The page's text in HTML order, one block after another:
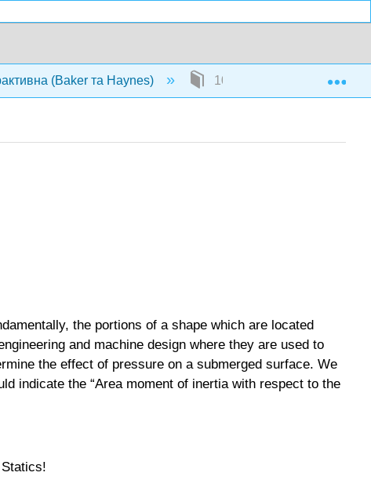
(Baker та Haynes) 10: Моменти інерції
the portions of a shape which are located
and machine design where they are used to
the effect of pressure on a submerged surface. We
indicate the “Area moment of inertia with respect to the